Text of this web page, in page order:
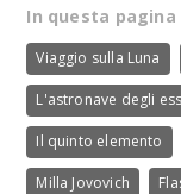
In questa pagina
Viaggio sulla Luna
L'astronave degli
Il quinto elemento
Milla Jovovich